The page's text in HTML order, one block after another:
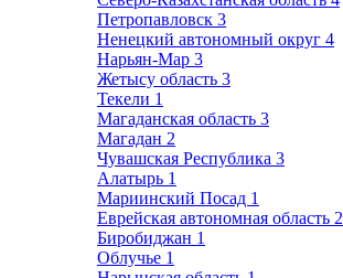
Петропавловск 3
Ненецкий автономный округ 4
Нарьян-Мар 3
Жетысу область 3
Текели 1
Магаданская область 3
Магадан 2
Чувашская Республика 3
Алатырь 1
Мариинский Посад 1
Еврейская автономная область 2
Биробиджан 1
Облучье 1